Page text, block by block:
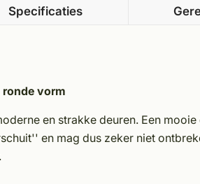
Specificaties
ronde vorm
en strakke deuren. Een
en mag dus zeker niet